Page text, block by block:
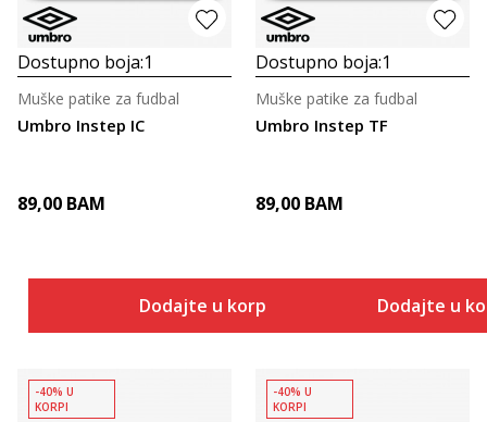
Dostupno boja:1
Umbro Instep IC
Muške patike za fudbal
89,00 BAM
Dodajte u korpu
Dostupno boja:1
Umbro Instep TF
Muške patike za fudbal
89,00 BAM
Dodajte u
-40% U
KORPI
-40% U
KORPI